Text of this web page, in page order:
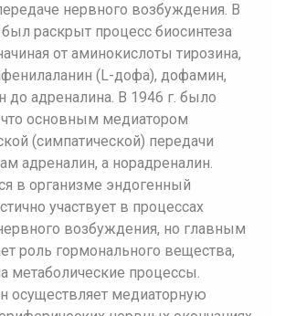
нервного возбуждения. В
раскрыт процесс биосинтеза
от аминокислоты тирозина,
(L-дофа), дофамин,
до адреналина. В 1946 г. было
что основным медиатором
(симпатической) передачи
адреналин, а норадреналин.
в организме эндогенный
участвует в процессах
возбуждения, но главным
роль гормонального вещества,
метаболические процессы.
осуществляет медиаторную